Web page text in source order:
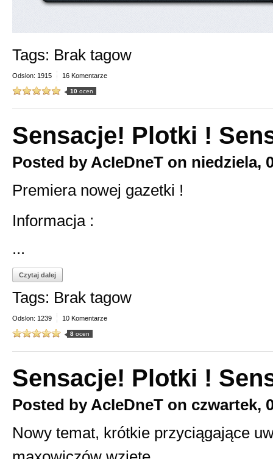
Tags: Brak tagow
Odslon: 1915 16 Komentarze
10 ocen
Sensacje! Plotki !
Posted by AcIeDneT on niedziela,
Premiera nowej gazetki !
Informacja :
...
Czytaj dalej
Tags: Brak tagow
Odslon: 1239 10 Komentarze
8 ocen
Sensacje! Plotki !
Posted by AcIeDneT on czwartek,
Nowy temat, krótkie przyciągające